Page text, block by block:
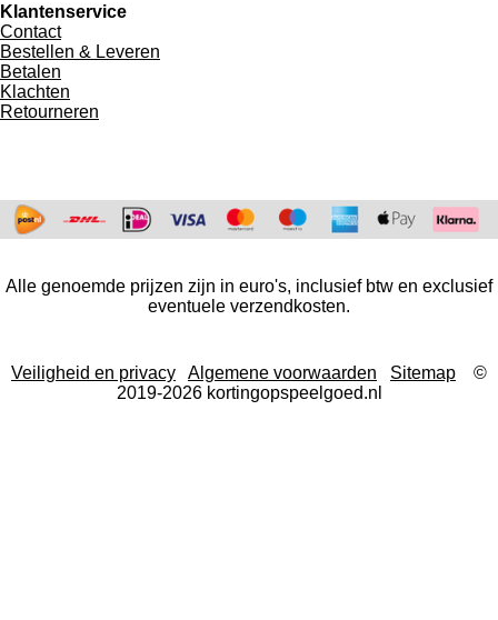
Klantenservice
Contact
Bestellen & Leveren
Betalen
Klachten
Retourneren
Alle genoemde prijzen zijn in euro's, inclusief btw en exclusief
eventuele verzendkosten.
Veiligheid en privacy Algemene voorwaarden Sitemap ©
2019-2026 kortingopspeelgoed.nl